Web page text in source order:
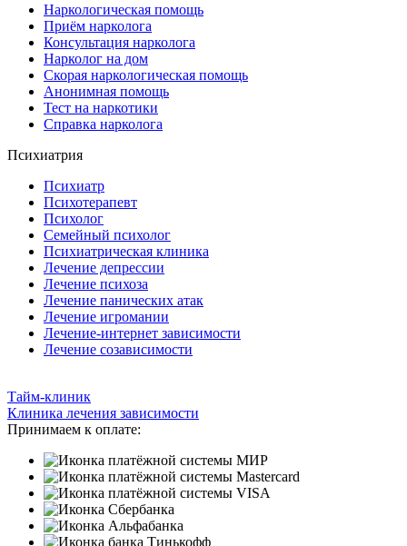
Наркологическая помощь
Приём нарколога
Консультация нарколога
Нарколог на дом
Скорая наркологическая помощь
Анонимная помощь
Тест на наркотики
Справка нарколога
Психиатрия
Психиатр
Психотерапевт
Психолог
Семейный психолог
Психиатрическая клиника
Лечение депрессии
Лечение психоза
Лечение панических атак
Лечение игромании
Лечение-интернет зависимости
Лечение созависимости
Тайм-клиник
Клиника лечения зависимости
Принимаем к оплате: